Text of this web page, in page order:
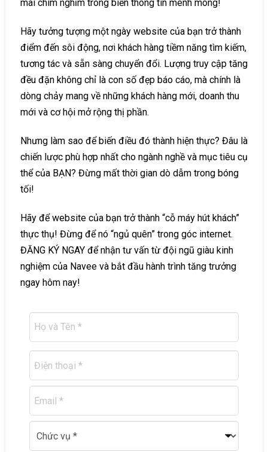
mãi chìm nghỉm trong biển thông tin mênh mông!
Hãy tưởng tượng một ngày website của bạn trở thành
điểm đến sôi động, nơi khách hàng tiềm năng tìm kiếm,
tương tác và sẵn sàng chuyển đổi. Lượng truy cập tăng
đều đặn không chỉ là con số đẹp báo cáo, mà chính là
dòng chảy mang về những khách hàng mới, doanh thu
mới và cơ hội mở rộng thị phần.
Nhưng làm sao để biến điều đó thành hiện thực? Đâu là
chiến lược phù hợp nhất cho ngành nghề và mục tiêu cụ
thể của BẠN? Đừng mất thời gian dò dẫm trong bóng
tối!
Hãy để website của bạn trở thành “cỗ máy hút khách”
thực thụ! Đừng để nó “ngủ quên” trong góc internet.
ĐĂNG KÝ NGAY để nhận tư vấn từ đội ngũ giàu kinh
nghiệm của Navee và bắt đầu hành trình tăng trưởng
ngay hôm nay!